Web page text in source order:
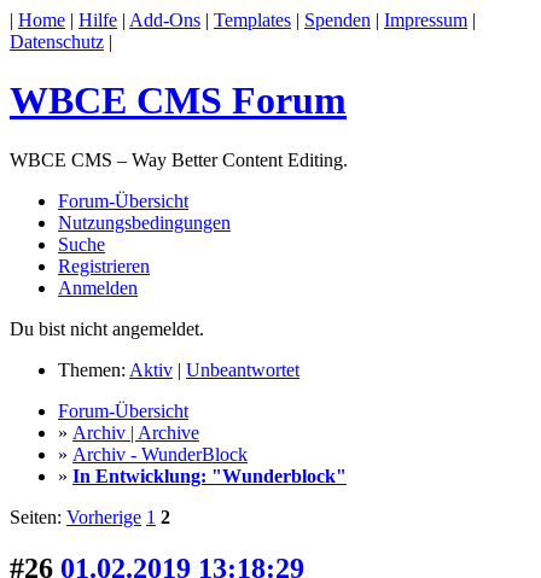
| Home | Hilfe | Add-Ons | Templates | Spenden | Impressum |
Datenschutz |
WBCE CMS Forum
WBCE CMS – Way Better Content Editing.
Forum-Übersicht
Nutzungsbedingungen
Suche
Registrieren
Anmelden
Du bist nicht angemeldet.
Themen: Aktiv | Unbeantwortet
Forum-Übersicht
» Archiv | Archive
» Archiv - WunderBlock
» In Entwicklung: "Wunderblock"
Seiten: Vorherige 1 2
#26 01.02.2019 13:18:29